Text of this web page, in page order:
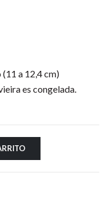
a 12,4 cm)
es congelada.